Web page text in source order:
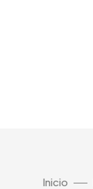
Inicio